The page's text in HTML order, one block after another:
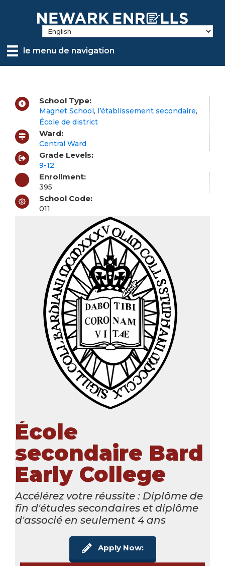
contentle menu de navigation
School Type:
Magnet School, l’établissement secondaire,
École de district
Ward:
Central Ward
Grade Levels:
9-12
Enrollment:
395
School Code:
011
École
secondaire Bard
Early College
Accélérez votre réussite : Diplôme de
fin d'études secondaires et diplôme
d'associé en seulement 4 ans
Apply Now: